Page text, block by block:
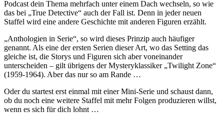
Podcast dein Thema mehrfach unter einem Dach wechseln, so wie
das bei „True Detective“ auch der Fall ist. Denn in jeder neuen
Staffel wird eine andere Geschichte mit anderen Figuren erzählt.
„Anthologien in Serie“, so wird dieses Prinzip auch häufiger
genannt. Als eine der ersten Serien dieser Art, wo das Setting das
gleiche ist, die Storys und Figuren sich aber voneinander
unterscheiden – gilt übrigens der Mysteryklassiker „Twilight Zone“
(1959-1964). Aber das nur so am Rande …
Oder du startest erst einmal mit einer Mini-Serie und schaust dann,
ob du noch eine weitere Staffel mit mehr Folgen produzieren willst,
wenn es sich für dich lohnt …